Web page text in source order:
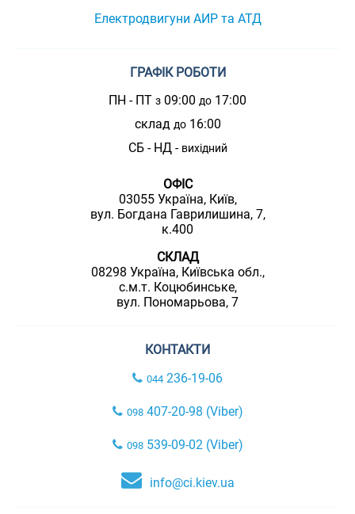
Електродвигуни АИР та АТД
ГРАФІК РОБОТИ
ПН - ПТ з 09:00 до 17:00
склад до16:00
СБ - НД - вихідний
ОФІС
03055 Україна, Київ,
вул. Богдана Гаврилишина, 7,
к.400
СКЛАД
08298 Україна, Київська обл.,
с.м.т. Коцюбинське,
вул. Пономарьова, 7
КОНТАКТИ
044 236-19-06
098407-20-98 (Viber)
098539-09-02 (Viber)
info@ci.kiev.ua